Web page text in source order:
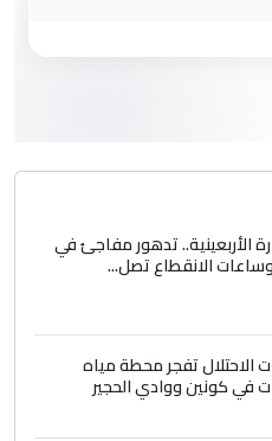
جدا ولامصلحة فيه
الصائب يكون بعد
...
مدير مستشفى الكرخ
4
علي ماما يسقط
ومن اصول عريقة
الأربعينية.. تدهور مفاجئ في
الانقطاع تصل...
الاحتلال تفجر محطة مياه
في كونين ووادي الحجير